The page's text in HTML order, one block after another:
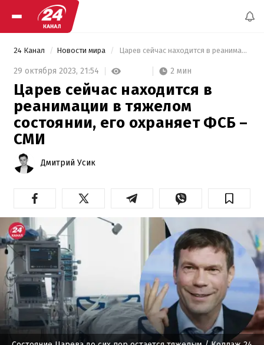
24 Канал Новости мира Царев сейчас находится в реанимации в тяжелом состоянии, его охраняет ФСБ – СМИ
29 октября 2023, 21:54 2 мин
Царев сейчас находится в
реанимации в тяжелом
состоянии, его охраняет ФСБ –
СМИ
Дмитрий Усик